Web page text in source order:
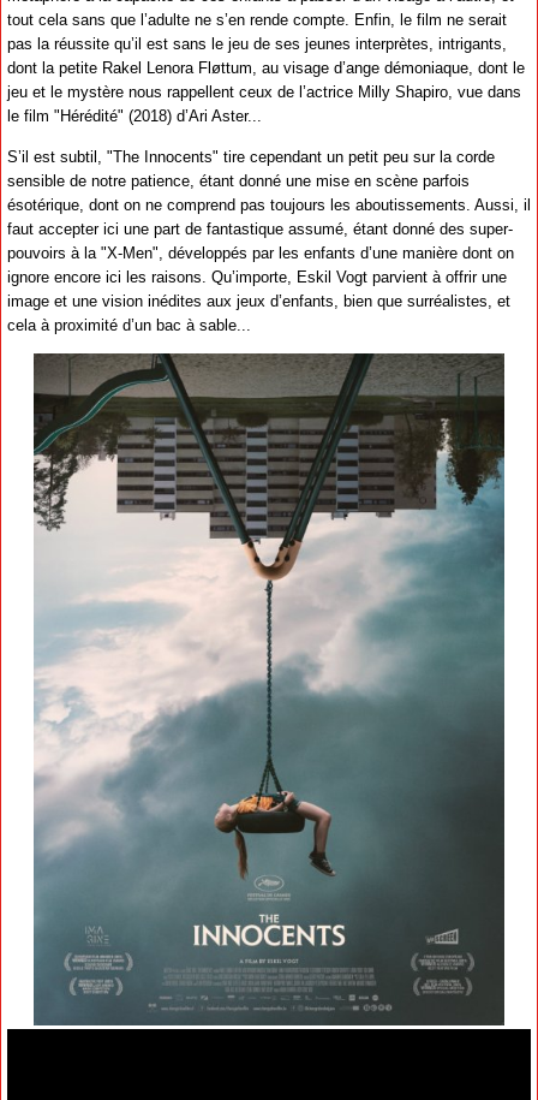
tout cela sans que l’adulte ne s’en rende compte. Enfin, le film ne serait
pas la réussite qu’il est sans le jeu de ses jeunes interprètes, intrigants,
dont la petite Rakel Lenora Fløttum, au visage d’ange démoniaque, dont le
jeu et le mystère nous rappellent ceux de l’actrice Milly Shapiro, vue dans
le film "Hérédité" (2018) d’Ari Aster...
S’il est subtil, "The Innocents" tire cependant un petit peu sur la corde
sensible de notre patience, étant donné une mise en scène parfois
ésotérique, dont on ne comprend pas toujours les aboutissements. Aussi, il
faut accepter ici une part de fantastique assumé, étant donné des super-
pouvoirs à la "X-Men", développés par les enfants d’une manière dont on
ignore encore ici les raisons. Qu’importe, Eskil Vogt parvient à offrir une
image et une vision inédites aux jeux d’enfants, bien que surréalistes, et
cela à proximité d’un bac à sable...